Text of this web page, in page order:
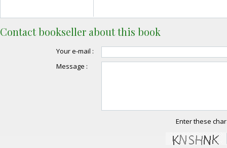
Contact bookseller about this book
Your e-mail :
Message :
Enter these